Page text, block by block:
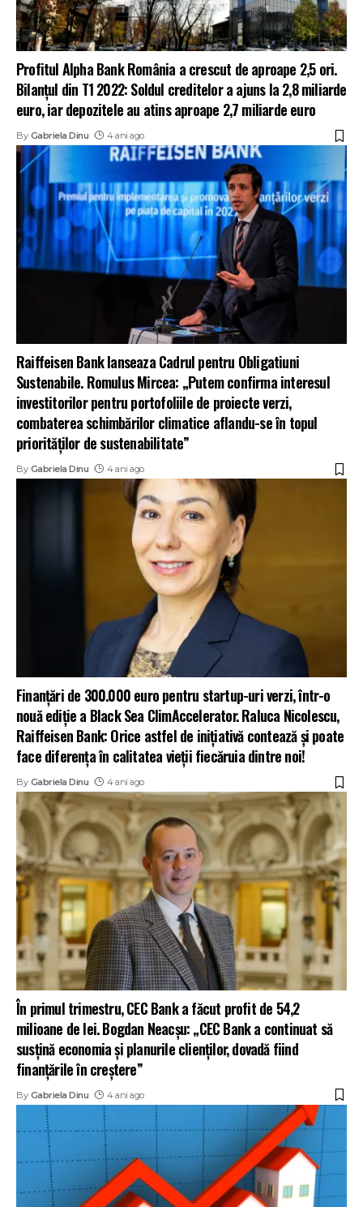
Profitul Alpha Bank România a crescut de aproape 2,5 ori.
Bilanțul din T1 2022: Soldul creditelor a ajuns la 2,8 miliarde
euro, iar depozitele au atins aproape 2,7 miliarde euro
By Gabriela Dinu 4 ani ago
Raiffeisen Bank lanseaza Cadrul pentru Obligatiuni
Sustenabile. Romulus Mircea: „Putem confirma interesul
investitorilor pentru portofoliile de proiecte verzi,
combaterea schimbărilor climatice aflandu-se în topul
priorităților de sustenabilitate”
By Gabriela Dinu 4 ani ago
Finanțări de 300.000 euro pentru startup-uri verzi, într-o
nouă ediție a Black Sea ClimAccelerator. Raluca Nicolescu,
Raiffeisen Bank: Orice astfel de inițiativă contează și poate
face diferența în calitatea vieții fiecăruia dintre noi!
By Gabriela Dinu 4 ani ago
În primul trimestru, CEC Bank a făcut profit de 54,2
milioane de lei. Bogdan Neacșu: „CEC Bank a continuat să
susțină economia și planurile clienților, dovadă fiind
finanțările în creștere”
By Gabriela Dinu 4 ani ago